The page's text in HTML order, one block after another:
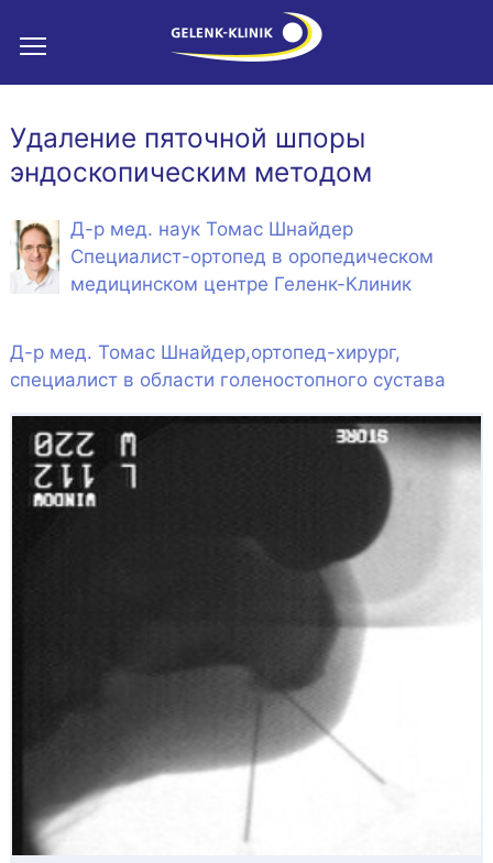
Удаление пяточной шпоры
эндоскопическим методом
Д-р мед. наук Томас Шнайдер
Специалист-ортопед в оропедическом
медицинском центре Геленк-Клиник
Д-р мед. Томас Шнайдер,ортопед-хирург,
специалист в области голеностопного сустава